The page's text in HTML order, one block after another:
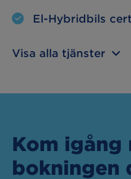
El-Hybridbils
Visa alla tjänster
Kom igång
bokningen